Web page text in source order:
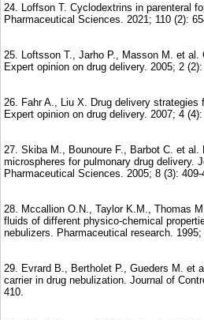
24. Loffson T. Cyclodextrins in parenteral
Pharmaceutical Sciences. 2021; 110 (2):
25. Loftsson T., Jarho P., Masson M. et al.
Expert opinion on drug delivery. 2005; 2 (2):
26. Fahr A., Liu X. Drug delivery strategies
Expert opinion on drug delivery. 2007; 4 (4):
27. Skiba M., Bounoure F., Barbot C. et
microspheres for pulmonary drug delivery.
Pharmaceutical Sciences. 2005; 8 (3): 409-
28. Mccallion O.N., Taylor K.M., Thomas
fluids of different physico-chemical
nebulizers. Pharmaceutical research. 1995;
29. Evrard B., Bertholet P., Gueders M. et
carrier in drug nebulization. Journal of
410.